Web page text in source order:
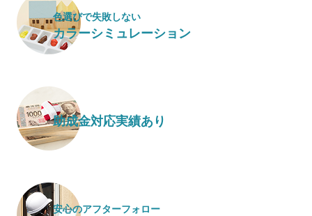
色選びで失敗しない
カラーシミュレーション
助成金対応実績あり
安心のアフターフォロー